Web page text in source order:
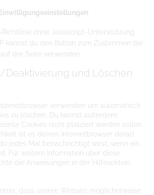
Richtlinie ohne Javascript-Unterstützung
kannst du den Button zum Zustimmen der
der Seite verwenden.
Deaktivierung und Löschen
verwenden um automatisch
zu löschen. Du kannst außerdem
Cookies nicht platziert werden sollen.
ist es deinen Internetbrowser derart
jedes Mal benachrichtigt wirst, wenn ein
Für weitere Information über diese
die Anweisungen in der Hilfesektion
dass unsere Website möglicherweise